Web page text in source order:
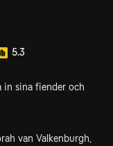
5.3
in sina fiender och
van Valkenburgh,